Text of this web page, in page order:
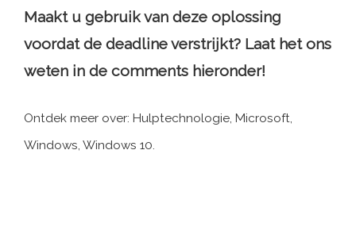
Maakt u gebruik van deze oplossing
voordat de deadline verstrijkt? Laat het ons
weten in de comments hieronder!
Ontdek meer over: Hulptechnologie, Microsoft,
Windows, Windows 10.